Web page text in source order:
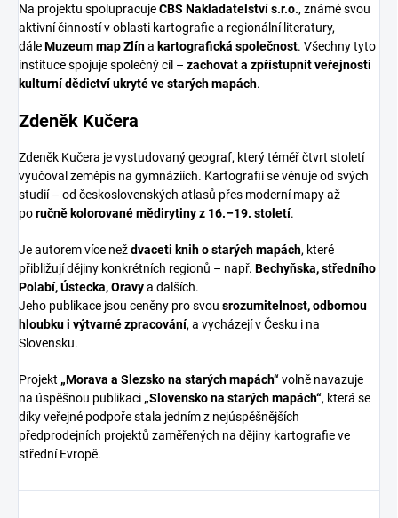
Na projektu spolupracujeCBS Nakladatelství s.r.o., známé svou
aktivní činností v oblasti kartografie a regionální literatury,
dáleMuzeum map Zlína kartografická společnost. Všechny tyto
instituce spojuje společný cíl – zachovat a zpřístupnit veřejnosti
kulturní dědictví ukryté ve starých mapách.
Zdeněk Kučera
Zdeněk Kučera je vystudovaný geograf, který téměř čtvrt století
vyučoval zeměpis na gymnáziích. Kartografii se věnuje od svých
studií – od československých atlasů přes moderní mapy až
poručně kolorované mědirytiny z 16.–19. století.
Je autorem více neždvaceti knih o starých mapách, které
přibližují dějiny konkrétních regionů – např. Bechyňska, středního
Polabí, Ústecka, Oravya dalších.
Jeho publikace jsou ceněny pro svou srozumitelnost, odbornou
hloubku i výtvarné zpracování, a vycházejí v Česku i na
Slovensku.
Projekt „Morava a Slezsko na starých mapách“volně navazuje
na úspěšnou publikaci „Slovensko na starých mapách“, která se
díky veřejné podpoře stala jedním z nejúspěšnějších
předprodejních projektů zaměřených na dějiny kartografie ve
střední Evropě.